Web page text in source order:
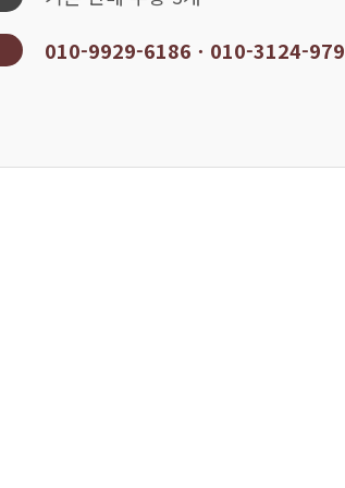
010-9929-6186ㆍ010-3124-